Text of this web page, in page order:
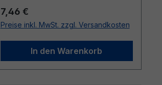
Regulärer Preis:
7,46 €
Preise inkl. MwSt. zzgl. Versandkosten
In den Warenkorb